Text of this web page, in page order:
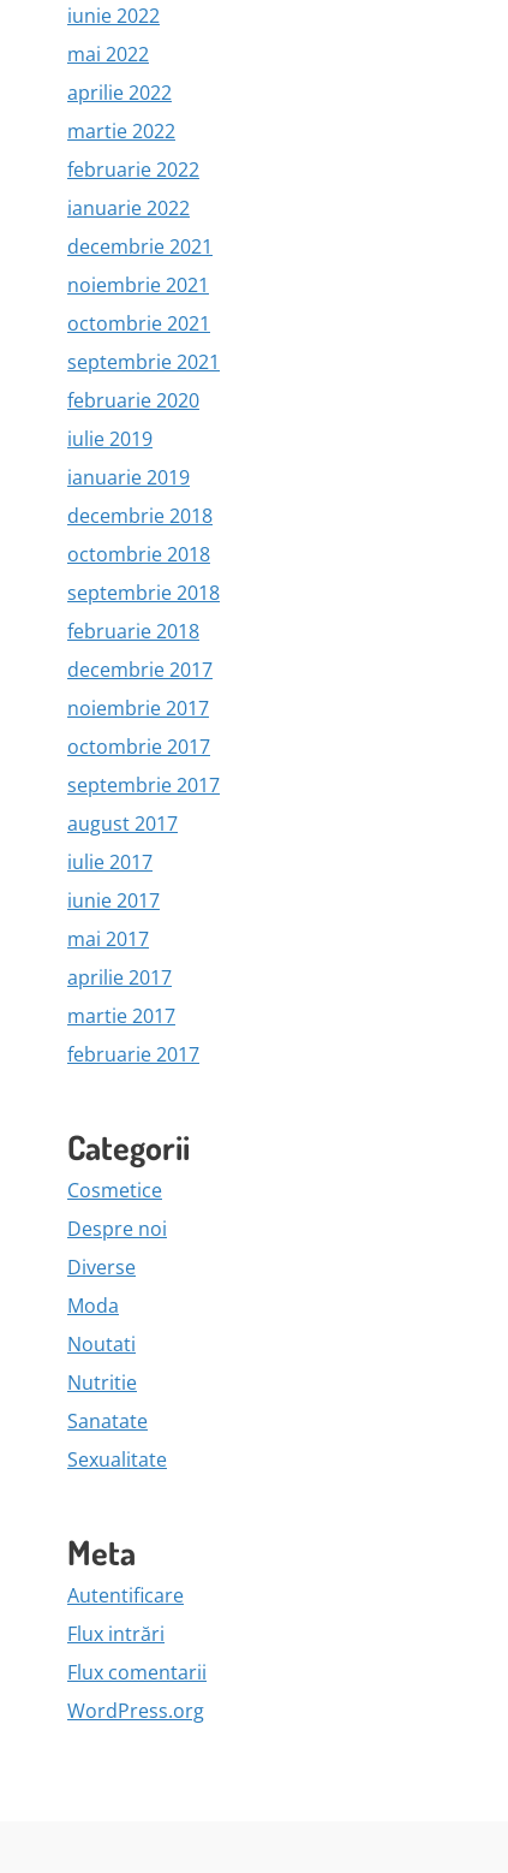
iunie 2022
mai 2022
aprilie 2022
martie 2022
februarie 2022
ianuarie 2022
decembrie 2021
noiembrie 2021
octombrie 2021
septembrie 2021
februarie 2020
iulie 2019
ianuarie 2019
decembrie 2018
octombrie 2018
septembrie 2018
februarie 2018
decembrie 2017
noiembrie 2017
octombrie 2017
septembrie 2017
august 2017
iulie 2017
iunie 2017
mai 2017
aprilie 2017
martie 2017
februarie 2017
Categorii
Cosmetice
Despre noi
Diverse
Moda
Noutati
Nutritie
Sanatate
Sexualitate
Meta
Autentificare
Flux intrări
Flux comentarii
WordPress.org